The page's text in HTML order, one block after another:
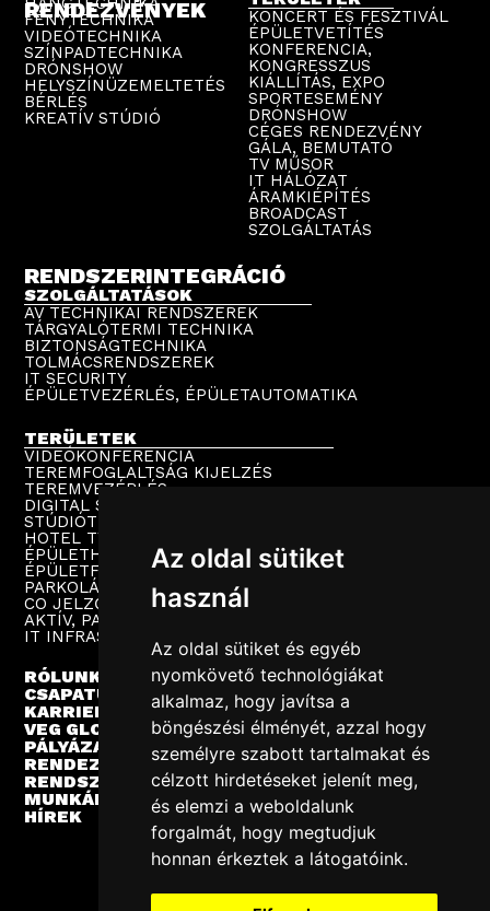
Az oldal sütiket
használ
Az oldal sütiket és egyéb
nyomkövető technológiákat
alkalmaz, hogy javítsa a
böngészési élményét, azzal hogy
személyre szabott tartalmakat és
célzott hirdetéseket jelenít meg,
és elemzi a weboldalunk
forgalmát, hogy megtudjuk
honnan érkeztek a látogatóink.
RENDEZVÉNYEK
FÉNYTECHNIKA
VIDEÓTECHNIKA
SZÍNPADTECHNIKA
DRÓNSHOW
HELYSZÍNÜZEMELTETÉS
BÉRLÉS
KREATÍV STÚDIÓ
KONCERT ÉS FESZTIVÁL
ÉPÜLETVETÍTÉS
KONFERENCIA,
KONGRESSZUS
KIÁLLÍTÁS, EXPO
SPORTESEMÉNY
DRÓNSHOW
CÉGES RENDEZVÉNY
GÁLA, BEMUTATÓ
TV MŰSOR
IT HÁLÓZAT
ÁRAMKIÉPÍTÉS
BROADCAST
SZOLGÁLTATÁS
RENDSZERINTEGRÁCIÓ
SZOLGÁLTATÁSOK
AV TECHNIKAI RENDSZEREK
TÁRGYALÓTERMI TECHNIKA
BIZTONSÁGTECHNIKA
TOLMÁCSRENDSZEREK
IT SECURITY
ÉPÜLETVEZÉRLÉS, ÉPÜLETAUTOMATIKA
TERÜLETEK
VIDEÓKONFERENCIA
TEREMFOGLALTSÁG KIJELZÉS
TEREMVEZÉRLÉS
DIGITAL SIGNAGE
STÚDIÓTECHNIKA
HOTEL TV
ÉPÜLETHANGOSÍTÁS
ÉPÜLETFELÜGYELET
PARKOLÁSTECHNIKA
CO JELZŐRENDSZER
AKTÍV, PASSZÍV HÁLÓZAT
IT INFRASTRUKTÚRA
RÓLUNK
CSAPATUNK
KARRIER
VEG GLOBAL
PÁLYÁZATOK
RENDEZVÉNYEK
RENDSZERINTEGRÁCIÓ
MUNKÁINK
HÍREK